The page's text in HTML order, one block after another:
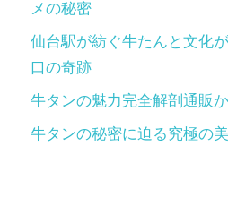
メの秘密
仙台駅が紡ぐ牛たんと文化
口の奇跡
牛タンの魅力完全解剖通販
牛タンの秘密に迫る究極の